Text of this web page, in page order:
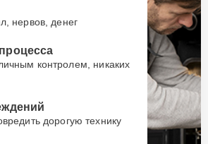
нервов, денег
контролем, никаких
дорогую технику